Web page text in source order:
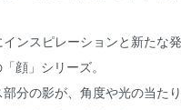
インスピレーションと新たな
顔」シリーズ。
分の影が、角度や光の当た